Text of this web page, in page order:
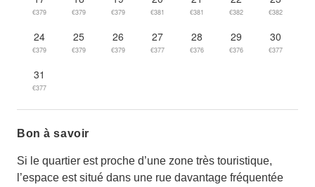
€379 €379 €379 €381 €381 €382 €382
24
€379
25
€379
26
€379
27
€377
28
€376
29
€376
30
€377
31
€377
Bon à savoir
Si le quartier est proche d’une zone très touristique,
l’espace est situé dans une rue davantage fréquentée